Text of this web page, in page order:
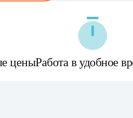
ценыРабота в удобное